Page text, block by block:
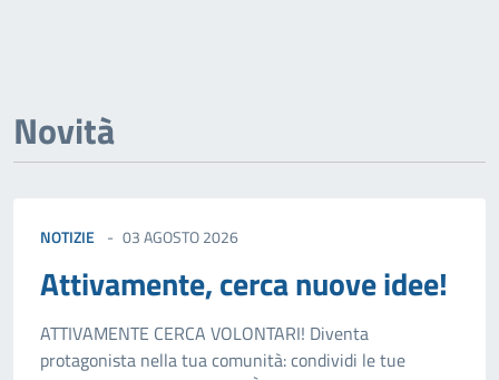
Novità
NOTIZIE 03 AGOSTO 2026
Attivamente, cerca nuove idee!
ATTIVAMENTE CERCA VOLONTARI! Diventa
protagonista nella tua comunità: condividi le tue